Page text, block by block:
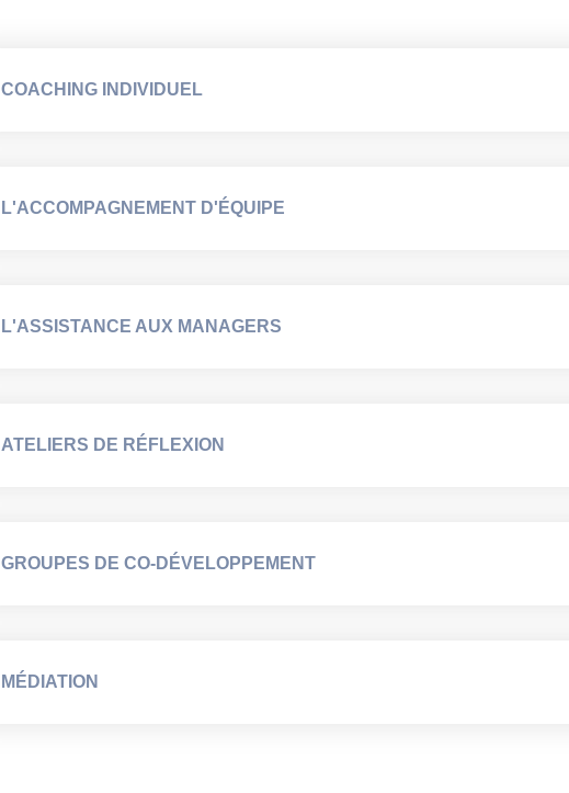
COACHING INDIVIDUEL
L'ACCOMPAGNEMENT D'ÉQUIPE
L'ASSISTANCE AUX MANAGERS
ATELIERS DE RÉFLEXION
GROUPES DE CO-DÉVELOPPEMENT
MÉDIATION